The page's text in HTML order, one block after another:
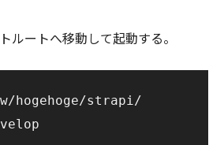
ルートへ移動して起動する。
hogehoge/strapi/